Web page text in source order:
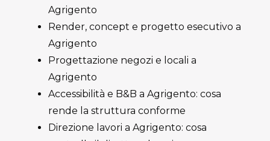
Agrigento
Render, concept e progetto esecutivo a
Agrigento
Progettazione negozi e locali a
Agrigento
Accessibilità e B&B a Agrigento: cosa
rende la struttura conforme
Direzione lavori a Agrigento: cosa